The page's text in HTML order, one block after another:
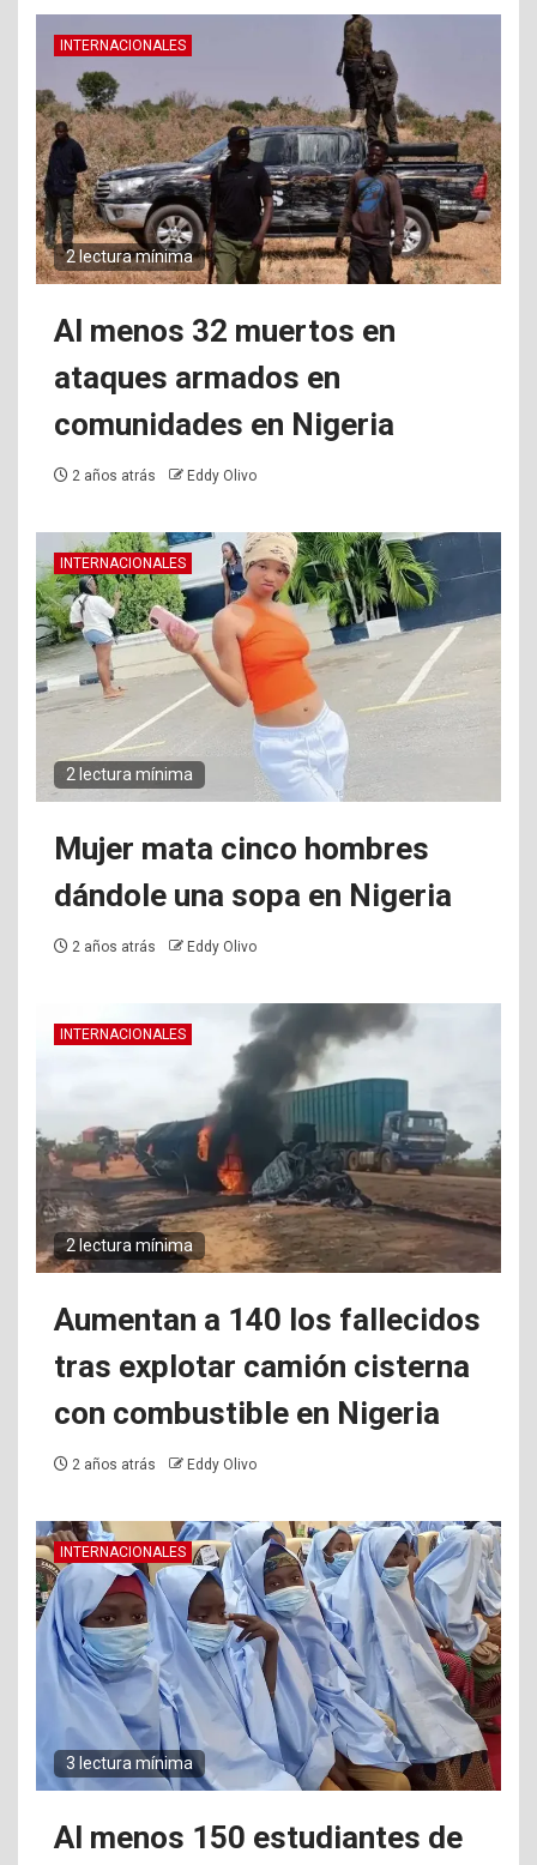
INTERNACIONALES
2 lectura mínima
Al menos 32 muertos en
ataques armados en
comunidades en Nigeria
2 años atrás Eddy Olivo
INTERNACIONALES
2 lectura mínima
Mujer mata cinco hombres
dándole una sopa en Nigeria
2 años atrás Eddy Olivo
INTERNACIONALES
2 lectura mínima
Aumentan a 140 los fallecidos
tras explotar camión cisterna
con combustible en Nigeria
2 años atrás Eddy Olivo
INTERNACIONALES
3 lectura mínima
Al menos 150 estudiantes de